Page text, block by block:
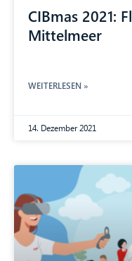
CIBmas 2021:
Mittelmeer
WEITERLESEN »
14. Dezember 2021